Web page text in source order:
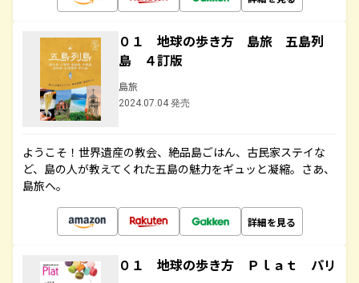
０１ 地球の歩き方 島旅 五島列
島 ４訂版
島旅
2024.07.04 発売
ようこそ！世界遺産の教会、絶品島ごはん、古民家ステイな
ど、島の人が教えてくれた五島の魅力をギュッと凝縮。さあ、
島旅へ。
詳細を見る
０１ 地球の歩き方 Ｐｌａｔ パリ